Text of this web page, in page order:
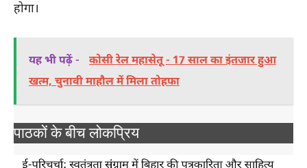
होगा।
यह भी पढ़ें -
कोसी रेल महासेतू - 17 साल का इंतजार हुआ
खत्म, चुनावी माहौल में मिला तोहफा
पाठकों के बीच लोकप्रिय